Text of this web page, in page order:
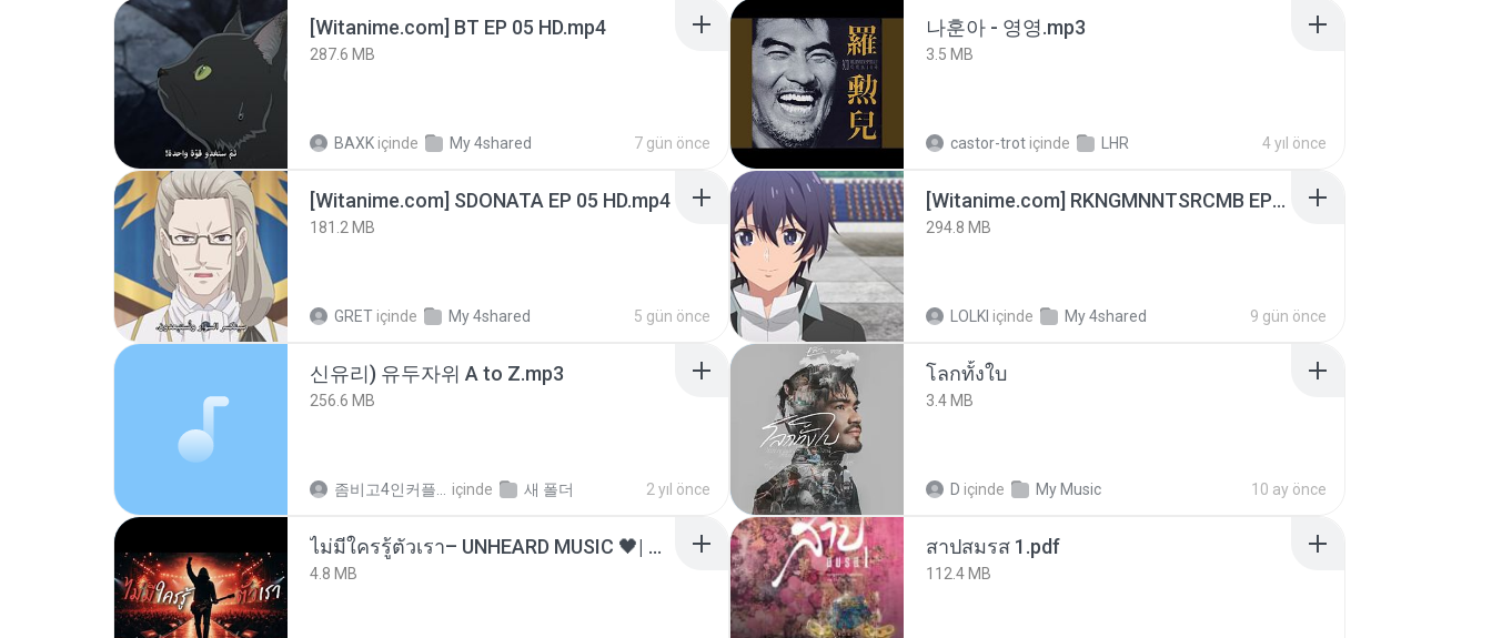
[Witanime.com] BT EP 05 HD.mp4
287.6 MB
BAXK içinde My 4shared 7 gün önce
나훈아 - 영영.mp3
3.5 MB
castor-trot içinde LHR 4 yıl önce
[Witanime.com] SDONATA EP 05 HD.mp4
181.2 MB
GRET içinde My 4shared 5 gün önce
[Witanime.com] RKNGMNNTSRCMB EP 06 HD.mp4
294.8 MB
LOLKI içinde My 4shared 9 gün önce
신유리) 유두자위 A to Z.mp3
256.6 MB
içinde 새 폴더 2 yıl önce
โลกทั้งใบ
3.4 MB
D içinde My Music 10 ay önce
ไม่มีใครรู้ตัวเรา– UNHEARD MUSIC 🖤| Official Lyric Video | เพลงสู้ชีวิต
4.8 MB
สาปสมรส 1.pdf
112.4 MB